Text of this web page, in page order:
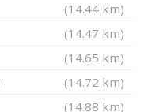
(14.44 km)
(14.47 km)
(14.65 km)
(14.72 km)
(14.88 km)